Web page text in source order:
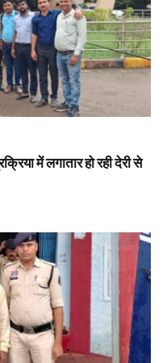
में लगातार हो रही देरी से